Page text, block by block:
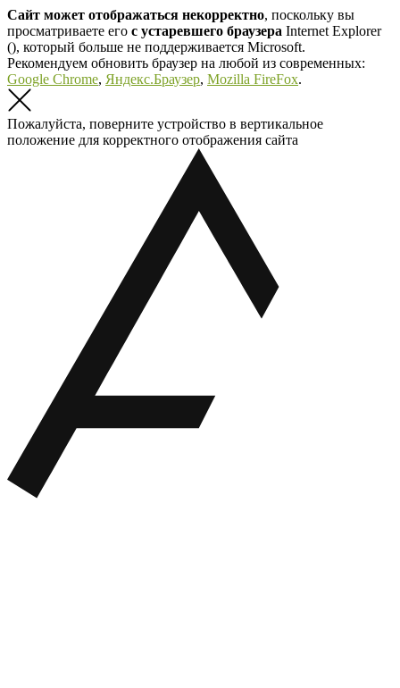
Сайт может отображаться некорректно, поскольку вы
просматриваете его с устаревшего браузера Internet Explorer
(), который больше не поддерживается Microsoft.
Рекомендуем обновить браузер на любой из современных:
Google Chrome, Яндекс.Браузер, Mozilla FireFox.
Пожалуйста, поверните устройство в вертикальное
положение для корректного отображения сайта